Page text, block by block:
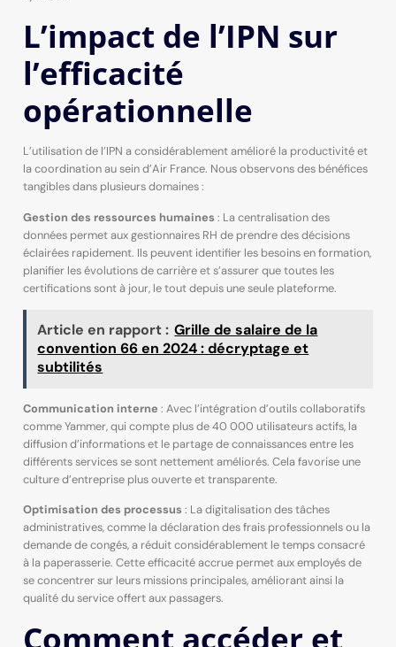
L’impact de l’IPN sur
l’efficacité
opérationnelle
L’utilisation de l’IPN a considérablement amélioré la productivité et
la coordination au sein d’Air France. Nous observons des bénéfices
tangibles dans plusieurs domaines :
Gestion des ressources humaines : La centralisation des
données permet aux gestionnaires RH de prendre des décisions
éclairées rapidement. Ils peuvent identifier les besoins en formation,
planifier les évolutions de carrière et s’assurer que toutes les
certifications sont à jour, le tout depuis une seule plateforme.
Article en rapport : Grille de salaire de la
convention 66 en 2024 : décryptage et
subtilités
Communication interne : Avec l’intégration d’outils collaboratifs
comme Yammer, qui compte plus de 40 000 utilisateurs actifs, la
diffusion d’informations et le partage de connaissances entre les
différents services se sont nettement améliorés. Cela favorise une
culture d’entreprise plus ouverte et transparente.
Optimisation des processus : La digitalisation des tâches
administratives, comme la déclaration des frais professionnels ou la
demande de congés, a réduit considérablement le temps consacré
à la paperasserie. Cette efficacité accrue permet aux employés de
se concentrer sur leurs missions principales, améliorant ainsi la
qualité du service offert aux passagers.
Comment accéder et